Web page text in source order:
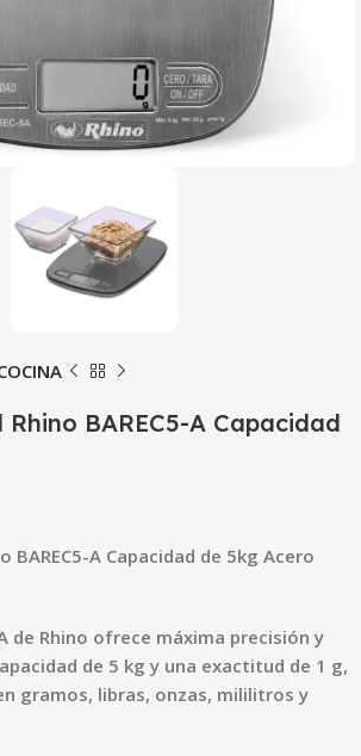
agrandar
BAREC5-A Capacidad
BAREC5-A Capacidad de 5kg Acero
de Rhino ofrece máxima precisión y
de 5 kg y una exactitud de 1 g,
gramos, libras, onzas, mililitros y